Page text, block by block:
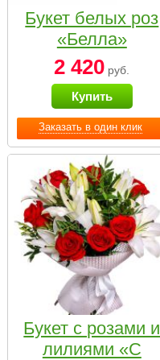
Заказать в один клик
Букет белых роз
«Белла»
2 420 руб.
Купить
Букет с розами и
лилиями «С